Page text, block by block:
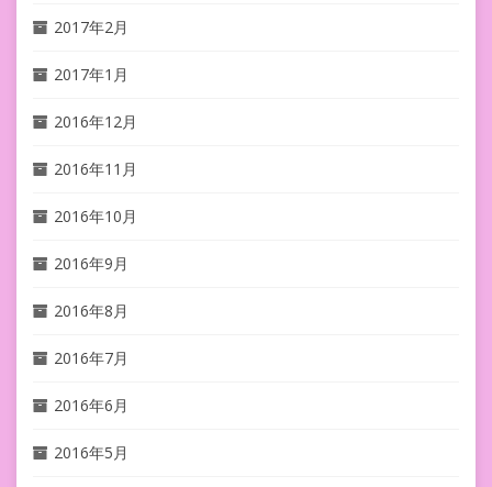
2017年2月
2017年1月
2016年12月
2016年11月
2016年10月
2016年9月
2016年8月
2016年7月
2016年6月
2016年5月